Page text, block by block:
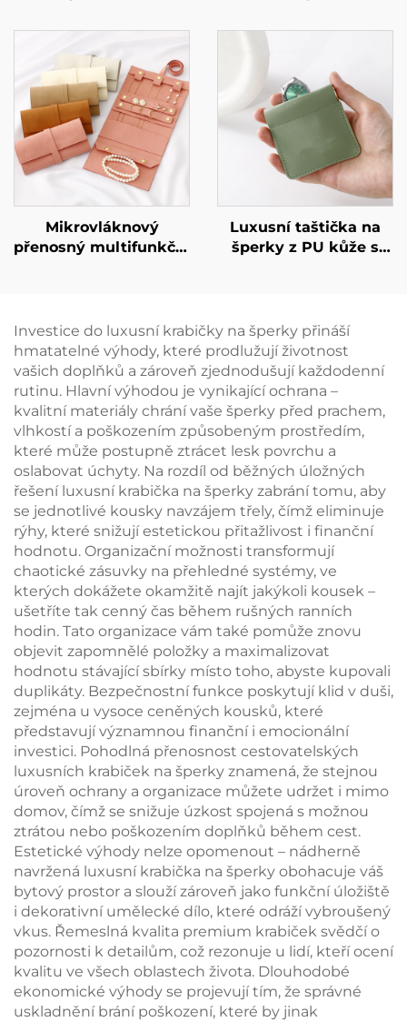
a náhrdelníky, malé
minimální množství
objednávky (MOQ),
minimalistická
lepenková krabička na
šperky pro dárkové i
prodejní účely,
připraveno k odeslání
značky A1, béžová, s
mašlí – pro prstýnky,
náušnice, náhrdelníky
a náramky, dárková
krabička, velkoobchod
Mikrovláknový
přenosný multifunkční
gravírování pro
náušnice, prsteny,
náhrdelníky a hodinky
– svinovací provedení
Luxusní taštička na
šperky z PU kůže s
rtěnku s pružinovým
kovovým uzávěrem
pro balení šperků
Investice do luxusní krabičky na šperky přináší
hmatatelné výhody, které prodlužují životnost
vašich doplňků a zároveň zjednodušují každodenní
rutinu. Hlavní výhodou je vynikající ochrana –
kvalitní materiály chrání vaše šperky před prachem,
vlhkostí a poškozením způsobeným prostředím,
které může postupně ztrácet lesk povrchu a
oslabovat úchyty. Na rozdíl od běžných úložných
řešení luxusní krabička na šperky zabrání tomu, aby
se jednotlivé kousky navzájem třely, čímž eliminuje
rýhy, které snižují estetickou přitažlivost i finanční
hodnotu. Organizační možnosti transformují
chaotické zásuvky na přehledné systémy, ve
kterých dokážete okamžitě najít jakýkoli kousek –
ušetříte tak cenný čas během rušných ranních
hodin. Tato organizace vám také pomůže znovu
objevit zapomnělé položky a maximalizovat
hodnotu stávající sbírky místo toho, abyste kupovali
duplikáty. Bezpečnostní funkce poskytují klid v duši,
zejména u vysoce ceněných kousků, které
představují významnou finanční i emocionální
investici. Pohodlná přenosnost cestovatelských
luxusních krabiček na šperky znamená, že stejnou
úroveň ochrany a organizace můžete udržet i mimo
domov, čímž se snižuje úzkost spojená s možnou
ztrátou nebo poškozením doplňků během cest.
Estetické výhody nelze opomenout – nádherně
navržená luxusní krabička na šperky obohacuje váš
bytový prostor a slouží zároveň jako funkční úložiště
i dekorativní umělecké dílo, které odráží vybroušený
vkus. Řemeslná kvalita premium krabiček svědčí o
pozornosti k detailům, což rezonuje u lidí, kteří ocení
kvalitu ve všech oblastech života. Dlouhodobé
ekonomické výhody se projevují tím, že správné
uskladnění brání poškození, které by jinak